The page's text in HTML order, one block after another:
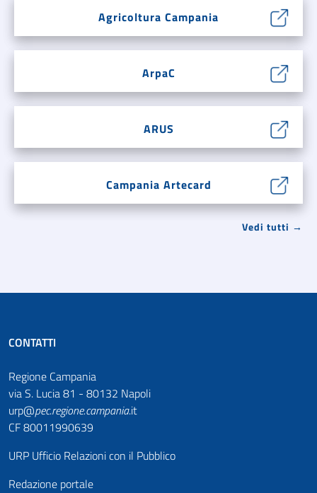
Agricoltura Campania
ArpaC
ARUS
Campania Artecard
Vedi tutti →
CONTATTI
Regione Campania
via S. Lucia 81 - 80132 Napoli
urp@pec.regione.campania.it
CF 80011990639
URP Ufficio Relazioni con il Pubblico
Redazione portale